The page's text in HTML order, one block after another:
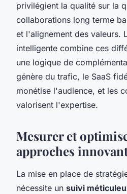
privilégient la qualité sur la
collaborations long terme
et l'alignement des valeurs.
intelligente combine ces
une logique de
génère du trafic, le SaaS
monétise l'audience, et les
valorisent l'expertise.
Mesurer et
approches
La mise en place de
nécessite un suivi